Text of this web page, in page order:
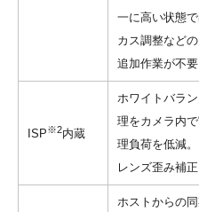
一に高い状態
カス調整などの
追加作業が不要
ISP※2内蔵
ホワイトバラ
理をカメラ内
理負荷を低減。
レンズ歪み補
ホストからの